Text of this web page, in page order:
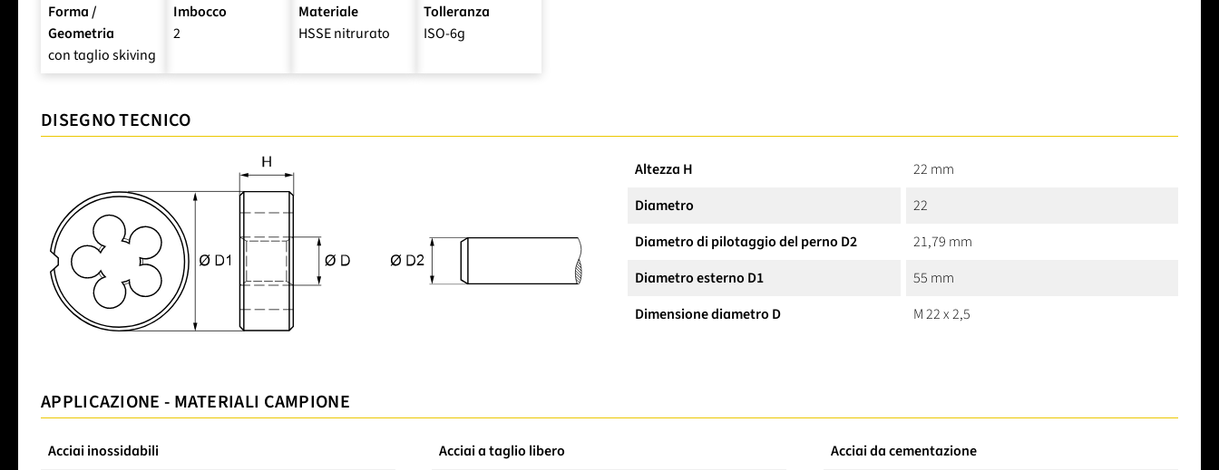
Forma /
Geometria
con taglio skiving
Imbocco
2
Materiale
HSSE nitrurato
Tolleranza
ISO-6g
DISEGNO TECNICO
Altezza H
22 mm
Diametro
22
Diametro di pilotaggio del perno D2
21,79 mm
Diametro esterno D1
55 mm
Dimensione diametro D
M 22 x 2,5
APPLICAZIONE - MATERIALI CAMPIONE
Acciai inossidabili
Acciai a taglio libero
Acciai da cementazione